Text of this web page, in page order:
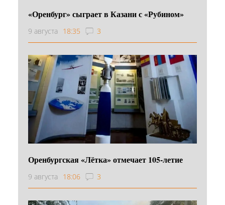
«Оренбург» сыграет в Казани с «Рубином»
9 августа 18:35 3
Оренбургская «Лётка» отмечает 105-летие
9 августа 18:06 3